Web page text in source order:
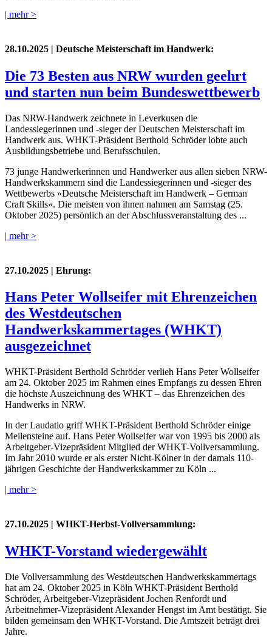
| mehr >
28.10.2025 | Deutsche Meisterschaft im Handwerk:
Die 73 Besten aus NRW wurden geehrt
und starten nun beim Bundeswettbewerb
Das NRW-Handwerk zeichnete in Leverkusen die
Landessiegerinnen und -sieger der Deutschen Meisterschaft im
Handwerk aus. WHKT-Präsident Berthold Schröder lobte auch
Ausbildungsbetriebe und Berufsschulen.
73 junge Handwerkerinnen und Handwerker aus allen sieben NRW-
Handwerkskammern sind die Landessiegerinnen und -sieger des
Wettbewerbs »Deutsche Meisterschaft im Handwerk – German
Craft Skills«. Die meisten von ihnen nahmen am Samstag (25.
Oktober 2025) persönlich an der Abschlussveranstaltung des ...
| mehr >
27.10.2025 | Ehrung:
Hans Peter Wollseifer mit Ehrenzeichen
des Westdeutschen
Handwerkskammertages (WHKT)
ausgezeichnet
WHKT-Präsident Berthold Schröder verlieh Hans Peter Wollseifer
am 24. Oktober 2025 im Rahmen eines Empfangs zu dessen Ehren
die höchste Auszeichnung des WHKT – das Ehrenzeichen des
Handwerks in NRW.
In der Laudatio griff WHKT-Präsident Berthold Schröder einige
Meilensteine auf. Hans Peter Wollseifer war von 1995 bis 2000 als
Arbeitgeber-Vizepräsident Mitglied der WHKT-Vollversammlung.
Im Jahr 2010 wurde er als erster Nicht-Kölner in der damals 110-
jährigen Geschichte der Handwerkskammer zu Köln ...
| mehr >
27.10.2025 | WHKT-Herbst-Vollversammlung:
WHKT-Vorstand wiedergewählt
Die Vollversammlung des Westdeutschen Handwerkskammertags
hat am 24. Oktober 2025 in Köln WHKT-Präsident Berthold
Schröder, Arbeitgeber-Vizepräsident Jochen Renfordt und
Arbeitnehmer-Vizepräsident Alexander Hengst im Amt bestätigt. Sie
bilden gemeinsam den WHKT-Vorstand. Die Amtszeit beträgt drei
Jahre.